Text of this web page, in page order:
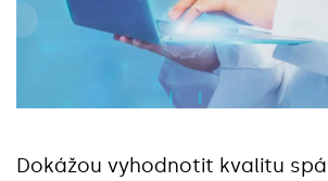
Dokážou vyhodnotit kvalitu